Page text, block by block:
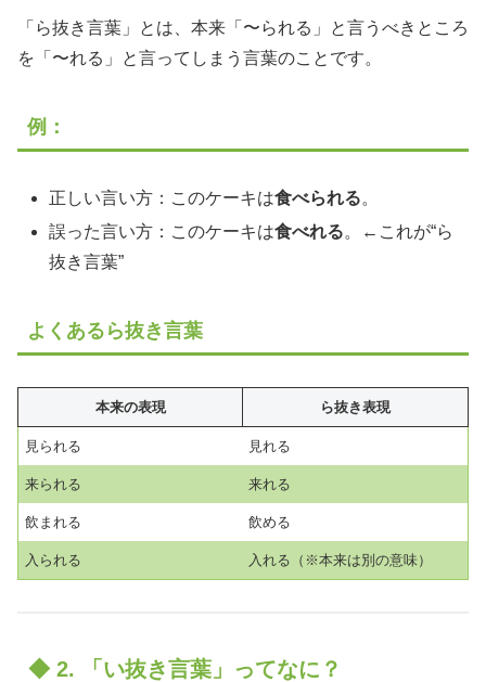
「ら抜き言葉」とは、本来「〜られる」と言うべきところ
を「〜れる」と言ってしまう言葉のことです。
例：
正しい言い方：このケーキは食べられる。
誤った言い方：このケーキは食べれる。←これが“ら
抜き言葉”
よくあるら抜き言葉
本来の表現 ら抜き表現
見られる 見れる
来られる 来れる
飲まれる 飲める
入られる 入れる（※本来は別の意味）
◆ 2. 「い抜き言葉」ってなに？